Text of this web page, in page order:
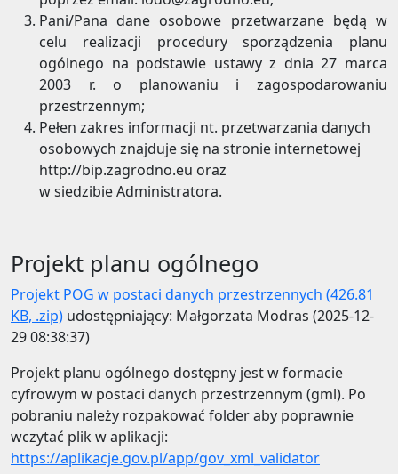
Pani/Pana dane osobowe przetwarzane będą w
celu realizacji procedury sporządzenia planu
ogólnego na podstawie ustawy z dnia 27 marca
2003 r. o planowaniu i zagospodarowaniu
przestrzennym;
Pełen zakres informacji nt. przetwarzania danych
osobowych znajduje się na stronie internetowej
http://bip.zagrodno.eu oraz
w siedzibie Administratora.
Projekt planu ogólnego
Projekt POG w postaci danych przestrzennych (426.81
KB, .zip) udostępniający: Małgorzata Modras (2025-12-
29 08:38:37)
Projekt planu ogólnego dostępny jest w formacie
cyfrowym w postaci danych przestrzennym (gml). Po
pobraniu należy rozpakować folder aby poprawnie
wczytać plik w aplikacji:
https://aplikacje.gov.pl/app/gov_xml_validator